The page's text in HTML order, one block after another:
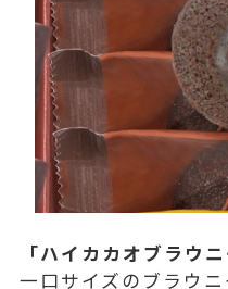
「ハイカカオブラウニ
一口サイズのブラウニ